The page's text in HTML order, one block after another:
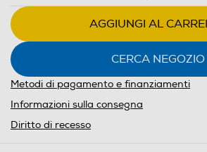
AGGIUNGI AL
CERCA NEGOZIO
Metodi di pagamento e finanziamenti
Informazioni sulla consegna
Diritto di recesso